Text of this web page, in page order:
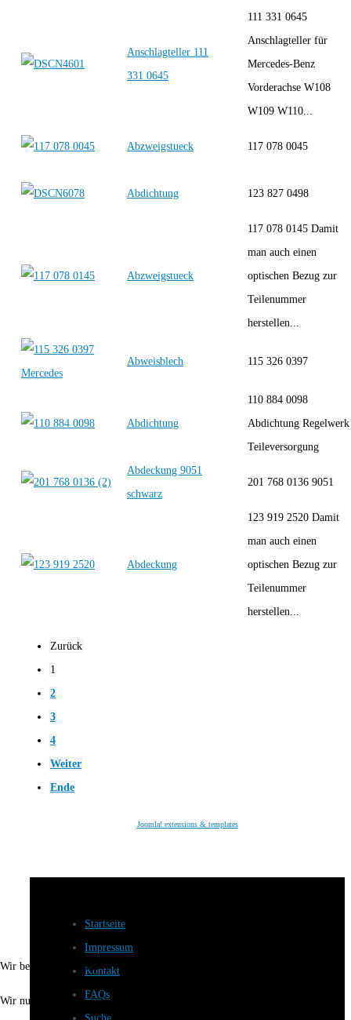
Anschlagteller 111
331 0645
111 331 0645
Anschlagteller für
Mercedes-Benz
Vorderachse W108
W109 W110...
Abzweigstueck 117 078 0045
Abdichtung 123 827 0498
Abzweigstueck
117 078 0145 Damit
man auch einen
optischen Bezug zur
Teilenummer
herstellen...
Abweisblech 115 326 0397
Abdichtung
110 884 0098
Abdichtung Regelwerk
Teileversorgung
Abdeckung 9051
schwarz
201 768 0136 9051
Abdeckung
123 919 2520 Damit
man auch einen
optischen Bezug zur
Teilenummer
herstellen...
Zurück
1
2
3
4
Weiter
Ende
Joomla! extensions & templates
Startseite
Impressum
Kontakt
FAQs
Wir benutzen Cookies
Wir nutzen Cookies auf unserer Website. Einige von ihnen sind essenziell für